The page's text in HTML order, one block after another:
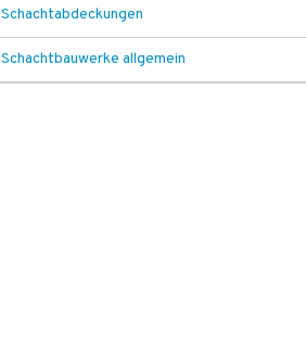
Schachtabdeckungen
Schachtbauwerke allgemein